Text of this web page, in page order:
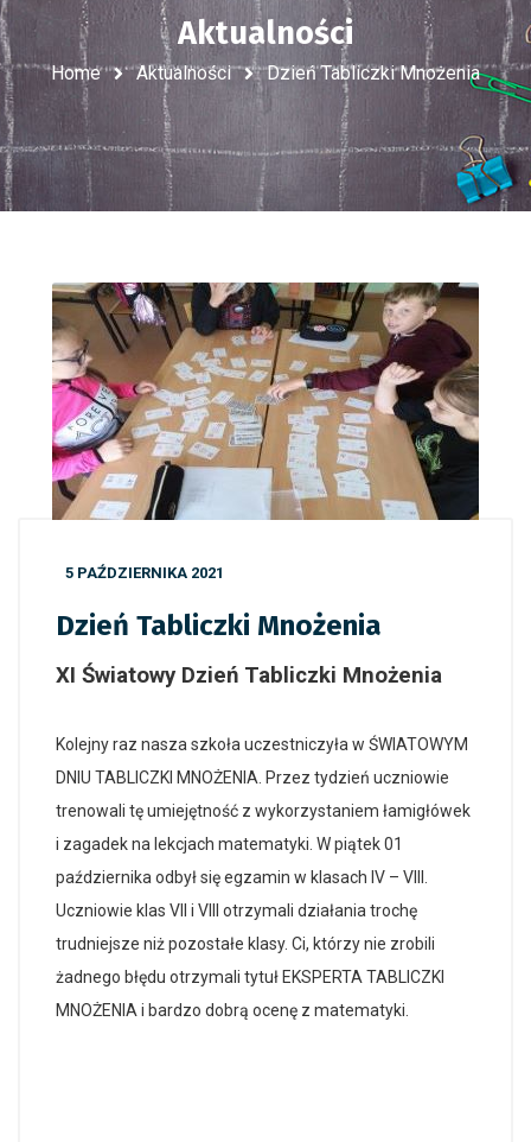
Aktualności
Home Aktualności Dzień Tabliczki Mnożenia
5 PAŹDZIERNIKA 2021
Dzień Tabliczki Mnożenia
XI Światowy Dzień Tabliczki Mnożenia
Kolejny raz nasza szkoła uczestniczyła w ŚWIATOWYM
DNIU TABLICZKI MNOŻENIA. Przez tydzień uczniowie
trenowali tę umiejętność z wykorzystaniem łamigłówek
i zagadek na lekcjach matematyki. W piątek 01
października odbył się egzamin w klasach IV – VIII.
Uczniowie klas VII i VIII otrzymali działania trochę
trudniejsze niż pozostałe klasy. Ci, którzy nie zrobili
żadnego błędu otrzymali tytuł EKSPERTA TABLICZKI
MNOŻENIA i bardzo dobrą ocenę z matematyki.